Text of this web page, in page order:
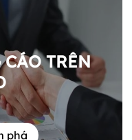
TRÊN
phá